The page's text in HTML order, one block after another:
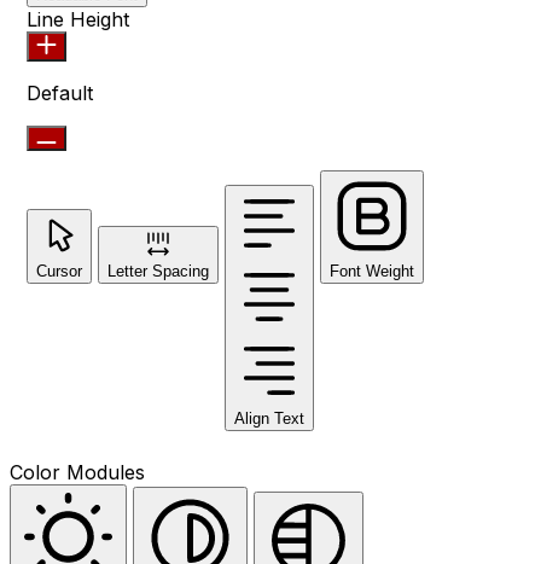
Line Height
Default
Cursor Letter Spacing
Align Text
Font Weight
Color Modules